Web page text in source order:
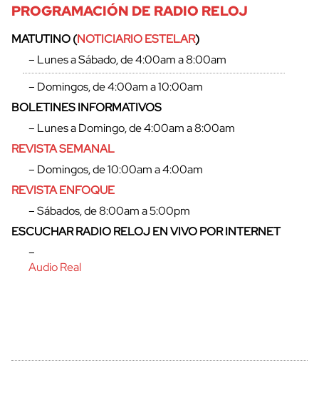
PROGRAMACIÓN DE RADIO RELOJ
MATUTINO (NOTICIARIO ESTELAR)
– Lunes a Sábado, de 4:00am a 8:00am
– Domingos, de 4:00am a 10:00am
BOLETINES INFORMATIVOS
– Lunes a Domingo, de 4:00am a 8:00am
REVISTA SEMANAL
– Domingos, de 10:00am a 4:00am
REVISTA ENFOQUE
– Sábados, de 8:00am a 5:00pm
ESCUCHAR RADIO RELOJ EN VIVO POR INTERNET
–
Audio Real